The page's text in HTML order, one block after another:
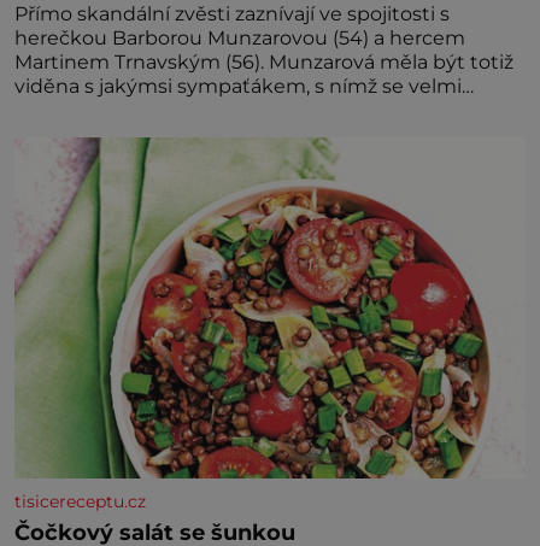
Přímo skandální zvěsti zaznívají ve spojitosti s
herečkou Barborou Munzarovou (54) a hercem
Martinem Trnavským (56). Munzarová měla být totiž
viděna s jakýmsi sympaťákem, s nímž se velmi
tisicereceptu.cz
Čočkový salát se šunkou